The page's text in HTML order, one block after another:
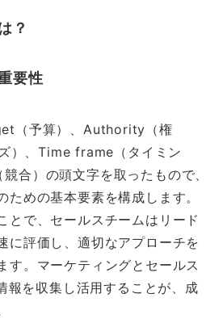
？
要性
（予算）、Authority（権
）、Time frame（タイミン
合）の頭文字を取ったもので、
ための基本要素を構成します。
とで、セールスチームはリード
に評価し、適切なアプローチを
す。マーケティングとセールス
報を収集し活用することが、成